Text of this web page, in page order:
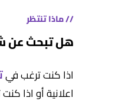
// ماذا تنتظر
هل تبحث عن
اذا كنت ترغب في
اعلانية أو اذا